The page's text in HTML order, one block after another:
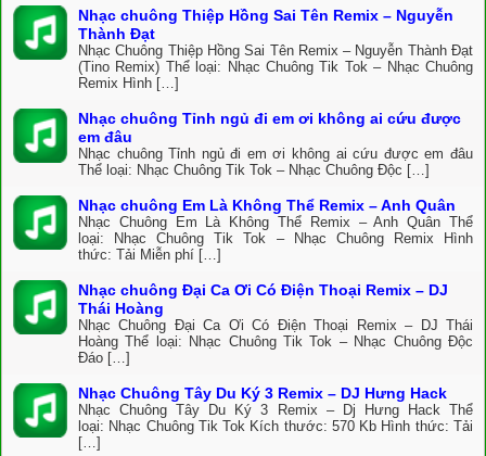
Nhạc chuông Thiệp Hồng Sai Tên Remix – Nguyễn
Thành Đạt
Nhạc Chuông Thiệp Hồng Sai Tên Remix – Nguyễn Thành Đạt
(Tino Remix) Thể loại: Nhạc Chuông Tik Tok – Nhạc Chuông
Remix Hình […]
Nhạc chuông Tỉnh ngủ đi em ơi không ai cứu được
em đâu
Nhạc chuông Tỉnh ngủ đi em ơi không ai cứu được em đâu
Thể loại: Nhạc Chuông Tik Tok – Nhạc Chuông Độc […]
Nhạc chuông Em Là Không Thể Remix – Anh Quân
Nhạc Chuông Em Là Không Thể Remix – Anh Quân Thể
loại: Nhạc Chuông Tik Tok – Nhạc Chuông Remix Hình
thức: Tải Miễn phí […]
Nhạc chuông Đại Ca Ơi Có Điện Thoại Remix – DJ
Thái Hoàng
Nhạc Chuông Đại Ca Ơi Có Điện Thoại Remix – DJ Thái
Hoàng Thể loại: Nhạc Chuông Tik Tok – Nhạc Chuông Độc
Đáo […]
Nhạc Chuông Tây Du Ký 3 Remix – DJ Hưng Hack
Nhạc Chuông Tây Du Ký 3 Remix – Dj Hưng Hack Thể
loại: Nhạc Chuông Tik Tok Kích thước: 570 Kb Hình thức: Tải
[…]